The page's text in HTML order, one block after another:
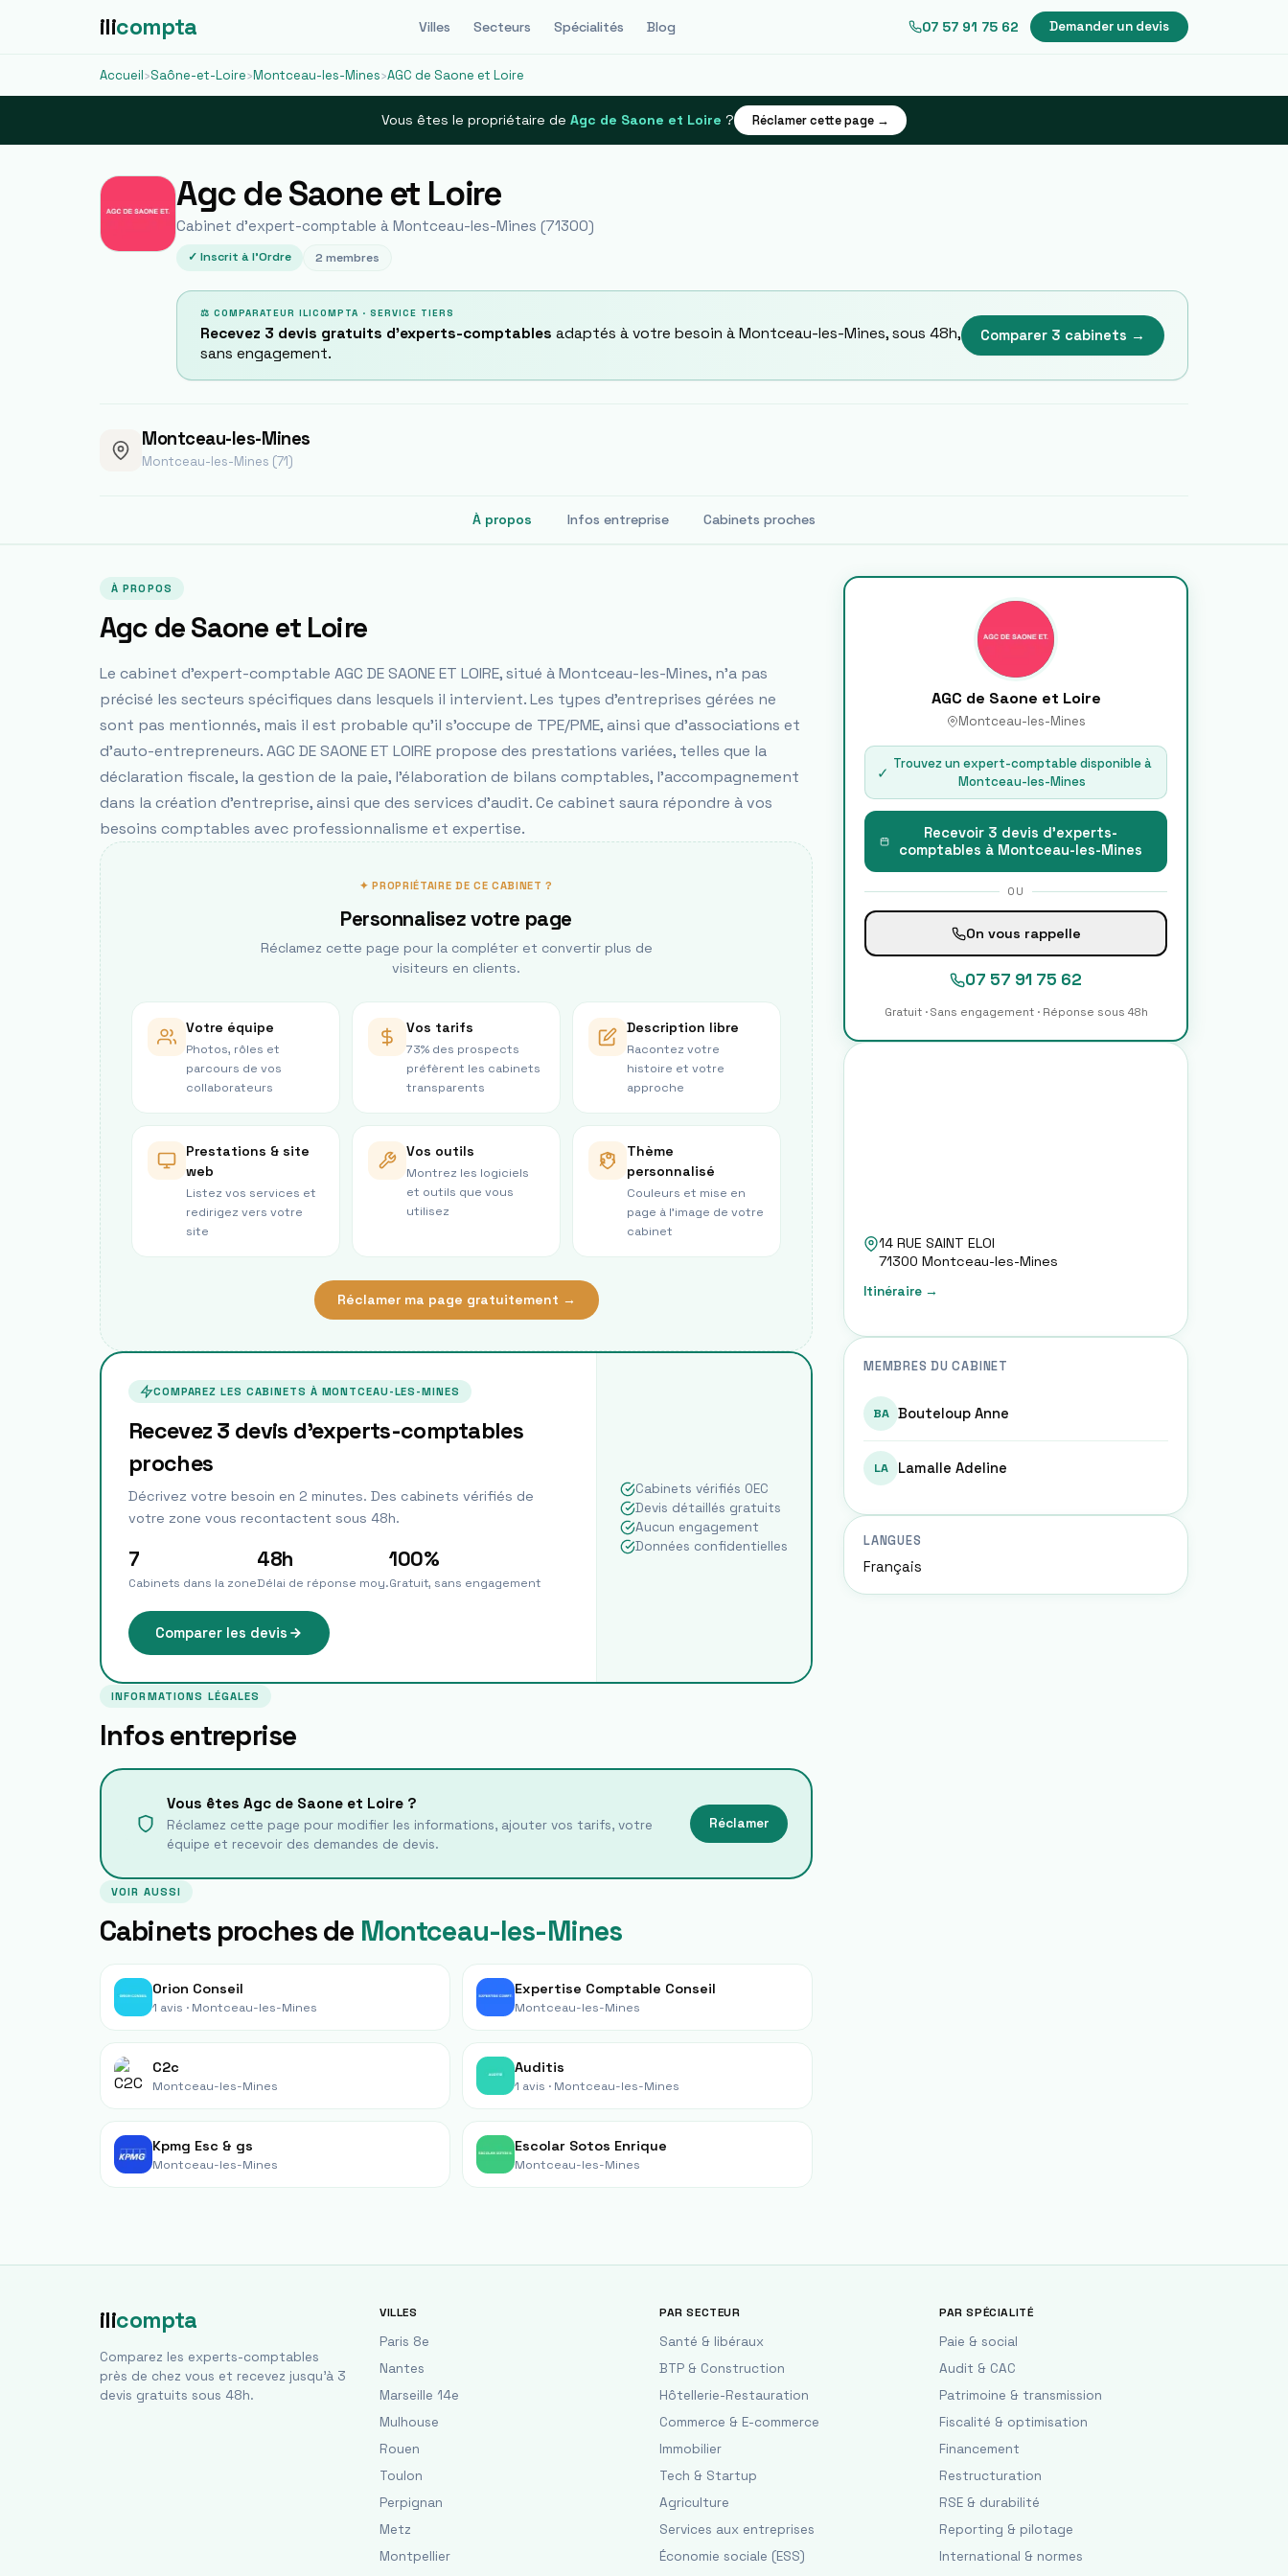
ilicompta Villes Secteurs Spécialités Blog 07 57 91 75 62 Demander un devis
Accueil›Saône-et-Loire›Montceau-les-Mines›AGC de Saone et Loire
Vous êtes le propriétaire de Agc de Saone et Loire ? Réclamer cette page →
Agc de Saone et Loire
Cabinet d'expert-comptable à Montceau-les-Mines (71300)
✓ Inscrit à l'Ordre 2 membres
⚖ COMPARATEUR ILICOMPTA · SERVICE TIERS
Recevez 3 devis gratuits d'experts-comptables adaptés à votre besoin à Montceau-les-Mines, sous 48h,
sans engagement.
Comparer 3 cabinets →
Montceau-les-Mines
Montceau-les-Mines (71)
À propos Infos entreprise Cabinets proches
À PROPOS
Agc de Saone et Loire
Le cabinet d'expert-comptable AGC DE SAONE ET LOIRE, situé à Montceau-les-Mines, n'a pas
précisé les secteurs spécifiques dans lesquels il intervient. Les types d'entreprises gérées ne
sont pas mentionnés, mais il est probable qu'il s'occupe de TPE/PME, ainsi que d'associations et
d'auto-entrepreneurs. AGC DE SAONE ET LOIRE propose des prestations variées, telles que la
déclaration fiscale, la gestion de la paie, l'élaboration de bilans comptables, l'accompagnement
dans la création d'entreprise, ainsi que des services d'audit. Ce cabinet saura répondre à vos
besoins comptables avec professionnalisme et expertise.
✦ PROPRIÉTAIRE DE CE CABINET ?
Personnalisez votre page
Réclamez cette page pour la compléter et convertir plus de
visiteurs en clients.
Votre équipe
Photos, rôles et
parcours de vos
collaborateurs
Vos tarifs
73% des prospects
préfèrent les cabinets
transparents
Description libre
Racontez votre
histoire et votre
approche
Prestations & site
web
Listez vos services et
redirigez vers votre
site
Vos outils
Montrez les logiciels
et outils que vous
utilisez
Thème
personnalisé
Couleurs et mise en
page à l’image de votre
cabinet
Réclamer ma page gratuitement →
COMPAREZ LES CABINETS À MONTCEAU-LES-MINES
Recevez 3 devis d'experts-comptables
proches
Décrivez votre besoin en 2 minutes. Des cabinets vérifiés de
votre zone vous recontactent sous 48h.
7
Cabinets dans la zone
48h
Délai de réponse moy.
100%
Gratuit, sans engagement
Comparer les devis
Cabinets vérifiés OEC
Devis détaillés gratuits
Aucun engagement
Données confidentielles
INFORMATIONS LÉGALES
Infos entreprise
Vous êtes Agc de Saone et Loire ?
Réclamez cette page pour modifier les informations, ajouter vos tarifs, votre
équipe et recevoir des demandes de devis.
Réclamer
VOIR AUSSI
Cabinets proches de Montceau-les-Mines
Orion Conseil
1 avis · Montceau-les-Mines
Expertise Comptable Conseil
Montceau-les-Mines
C2c
Montceau-les-Mines
Auditis
1 avis · Montceau-les-Mines
Kpmg Esc & gs
Montceau-les-Mines
Escolar Sotos Enrique
Montceau-les-Mines
AGC de Saone et Loire
Montceau-les-Mines
✓ Trouvez un expert-comptable disponible à
Montceau-les-Mines
Recevoir 3 devis d'experts-
comptables à Montceau-les-Mines
OU
On vous rappelle
07 57 91 75 62
Gratuit · Sans engagement · Réponse sous 48h
14 RUE SAINT ELOI
71300 Montceau-les-Mines
Itinéraire →
MEMBRES DU CABINET
BA Bouteloup Anne
LA Lamalle Adeline
LANGUES
Français
ilicompta
Comparez les experts-comptables
près de chez vous et recevez jusqu'à 3
devis gratuits sous 48h.
VILLES
Paris 8e
Nantes
Marseille 14e
Mulhouse
Rouen
Toulon
Perpignan
Metz
Montpellier
PAR SECTEUR
Santé & libéraux
BTP & Construction
Hôtellerie-Restauration
Commerce & E-commerce
Immobilier
Tech & Startup
Agriculture
Services aux entreprises
Économie sociale (ESS)
PAR SPÉCIALITÉ
Paie & social
Audit & CAC
Patrimoine & transmission
Fiscalité & optimisation
Financement
Restructuration
RSE & durabilité
Reporting & pilotage
International & normes